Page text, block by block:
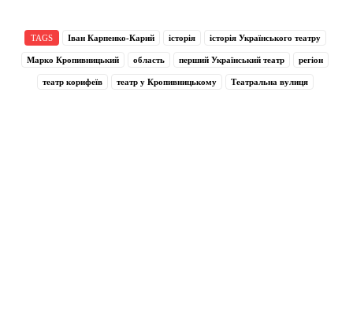
TAGS Іван Карпенко-Карий історія історія Українського театру
Марко Кропивницький область перший Український театр регіон
театр корифеїв театр у Кропивницькому Театральна вулиця